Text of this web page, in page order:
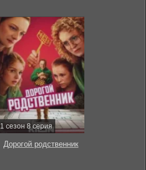
1 сезон 8 серия
Дорогой родственник